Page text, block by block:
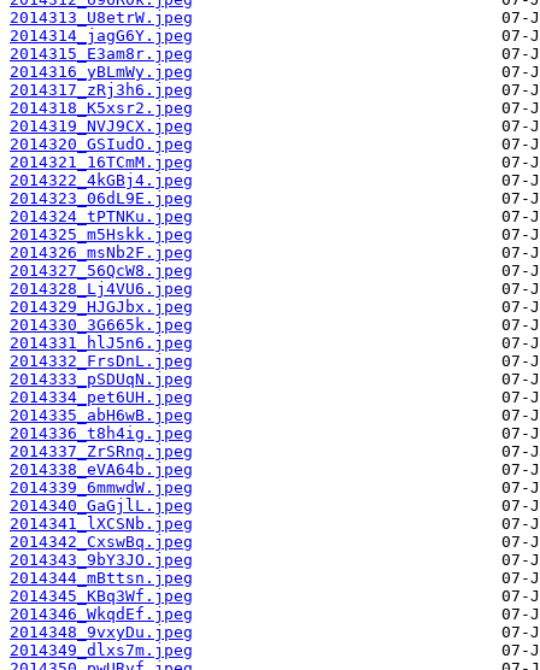
2014313_U8etrW.jpeg
2014314_jagG6Y.jpeg
2014315_E3am8r.jpeg
2014316_yBLmWy.jpeg
2014317_zRj3h6.jpeg
2014318_K5xsr2.jpeg
2014319_NVJ9CX.jpeg
2014320_GSIudO.jpeg
2014321_16TCmM.jpeg
2014322_4kGBj4.jpeg
2014323_06dL9E.jpeg
2014324_tPTNKu.jpeg
2014325_m5Hskk.jpeg
2014326_msNb2F.jpeg
2014327_56QcW8.jpeg
2014328_Lj4VU6.jpeg
2014329_HJGJbx.jpeg
2014330_3G665k.jpeg
2014331_hlJ5n6.jpeg
2014332_FrsDnL.jpeg
2014333_pSDUqN.jpeg
2014334_pet6UH.jpeg
2014335_abH6wB.jpeg
2014336_t8h4ig.jpeg
2014337_ZrSRnq.jpeg
2014338_eVA64b.jpeg
2014339_6mmwdW.jpeg
2014340_GaGjlL.jpeg
2014341_lXCSNb.jpeg
2014342_CxswBq.jpeg
2014343_9bY3JO.jpeg
2014344_mBttsn.jpeg
2014345_KBq3Wf.jpeg
2014346_WkqdEf.jpeg
2014348_9vxyDu.jpeg
2014349_dlxs7m.jpeg